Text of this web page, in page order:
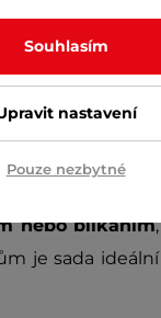
dveře a během
nebo blikáním,
je sada ideální
Souhlasím
nastavení
Pouze nezbytné